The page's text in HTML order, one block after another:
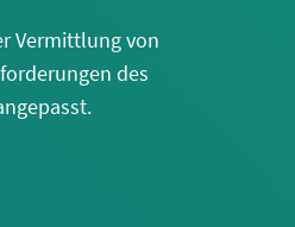
Vermittlung von
des